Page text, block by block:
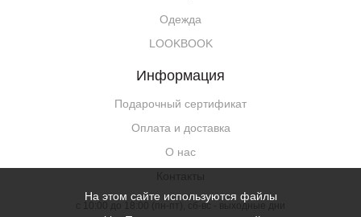
Одежда
LOOKBOOK
Информация
Подарочный сертификат
Оплата и доставка
О нас
c 10:00 до 18:00 (пн-пт), сб-вс - выходные дни
На этом сайте используются файлы